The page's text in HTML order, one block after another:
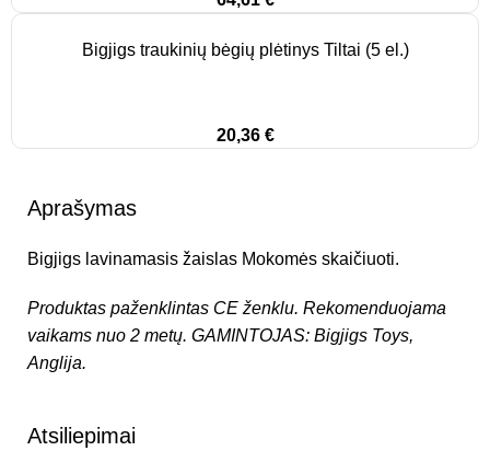
Bigjigs traukinių bėgių plėtinys Tiltai (5 el.)
20,36 €
Aprašymas
Bigjigs lavinamasis žaislas Mokomės skaičiuoti.
Produktas paženklintas CE ženklu. Rekomenduojama
vaikams nuo 2 metų. GAMINTOJAS: Bigjigs Toys,
Anglija.
Atsiliepimai